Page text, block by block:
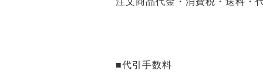
■代引手数料